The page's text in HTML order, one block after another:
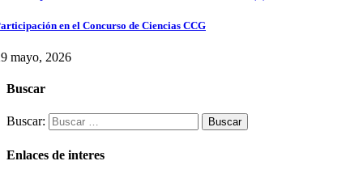
en el Concurso de Ciencias CCG
mayo, 2026
Buscar
Buscar:
Enlaces de interes